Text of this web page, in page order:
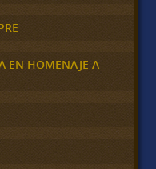
EN HOMENAJE A